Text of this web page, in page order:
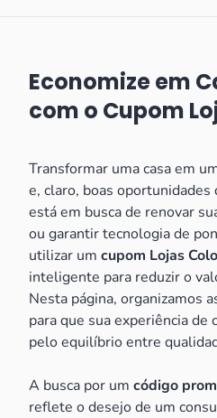
Economize em
com o Cupom
Transformar uma casa em
e, claro, boas oportunidades
está em busca de renovar
ou garantir tecnologia de
utilizar um cupom Lojas
inteligente para reduzir o
Nesta página, organizamos
para que sua experiência de
pelo equilíbrio entre
A busca por um código
reflete o desejo de um